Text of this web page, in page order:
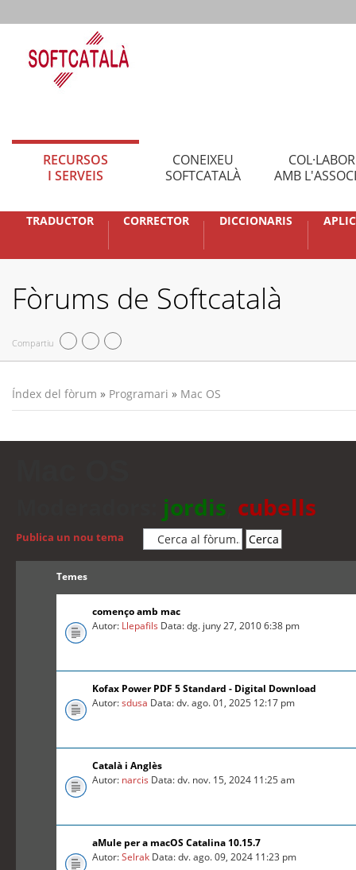
RECURSOS
I SERVEIS
CONEIXEU
SOFTCATALÀ
AMB
TRADUCTOR CORRECTOR DICCIONARIS
Fòrums de Softcatalà
Compartiu
Índex del fòrum » Programari » Mac OS
jordis cubells
Publica un nou tema
Temes
començo amb mac
Autor: Llepafils Data: dg. juny 27, 2010 6:38 pm
Kofax Power PDF 5 Standard - Digital Download
Autor:sdusa Data: dv. ago. 01, 2025 12:17 pm
Català i Anglès
Autor: narcis Data: dv. nov. 15, 2024 11:25 am
aMule per a macOS Catalina 10.15.7
Autor:Selrak Data: dv. ago. 09, 2024 11:23 pm